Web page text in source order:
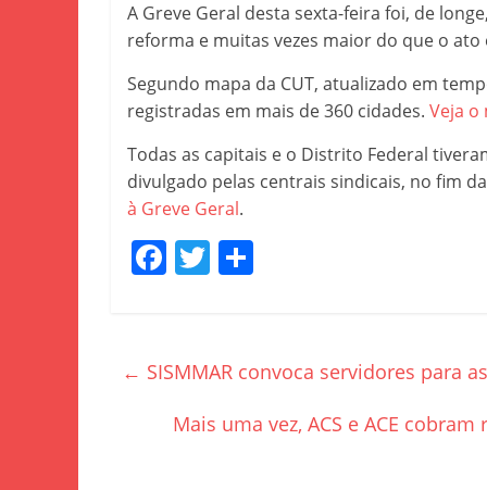
A Greve Geral desta sexta-feira foi, de
reforma e muitas vezes maior do que o
Segundo mapa da CUT, atualizado em
registradas em mais de 360 cidades. Veja o
Todas as capitais e o Distrito Federal
divulgado pelas centrais sindicais, no fim
à Greve Geral.
F
a
e
b
o
T
w
er e
← SISMMAR convoca servidores para
Mais uma vez, ACS e ACE